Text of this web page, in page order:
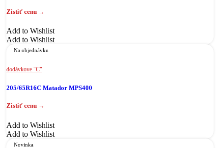
Add to Wishlist
Add to Wishlist
Na objednávku
dodávkove "C"
205/65R16C Matador MPS400
Add to Wishlist
Add to Wishlist
Novinka